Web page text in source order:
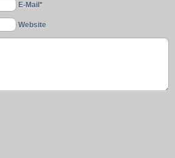
E-Mail*
Website